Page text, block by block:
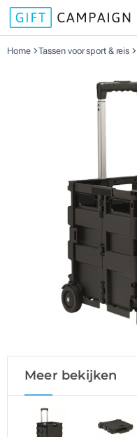
Home Tassen voor sport & reis
Meer bekijken